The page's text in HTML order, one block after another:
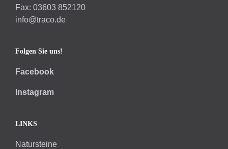
Fax: 03603 852120
info@traco.de
Folgen Sie uns!
Facebook
Instagram
LINKS
Natursteine